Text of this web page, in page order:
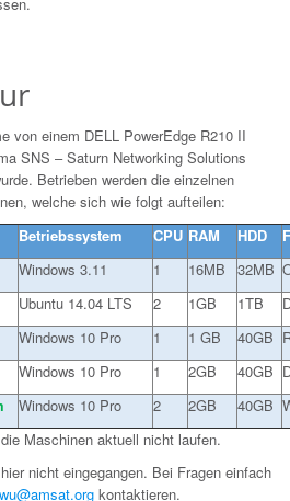
von einem DELL PowerEdge R210 II
SNS – Saturn Networking Solutions
Betrieben werden die einzelnen
welche sich wie folgt aufteilen:
Betriebssystem CPU RAM HDD
Windows 3.11 1 16MB 32MB
Ubuntu 14.04 LTS 2 1GB 1TB
Windows 10 Pro 1 1 GB 40GB
Windows 10 Pro 1 2GB 40GB
Windows 10 Pro 2 2GB 40GB
Maschinen aktuell nicht laufen.
nicht eingegangen. Bei Fragen einfach
kontaktieren.